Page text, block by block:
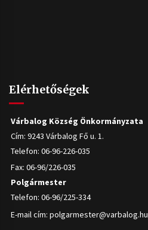
Elérhetőségek
Várbalog Község Önkormányzata
Cím: 9243 Várbalog Fő u. 1.
Telefon: 06-96-226-035
Fax: 06-96/226-035
Polgármester
Telefon: 06-96/225-334
E-mail cím: polgarmester@varbalog.hu